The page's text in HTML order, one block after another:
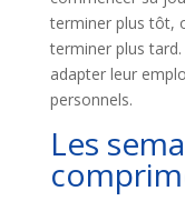
terminer plus tôt,
terminer plus
adapter leur
personnels.
Les